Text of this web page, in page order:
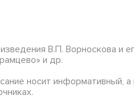
В.П. Ворноскова и
и др.
носит информативный,